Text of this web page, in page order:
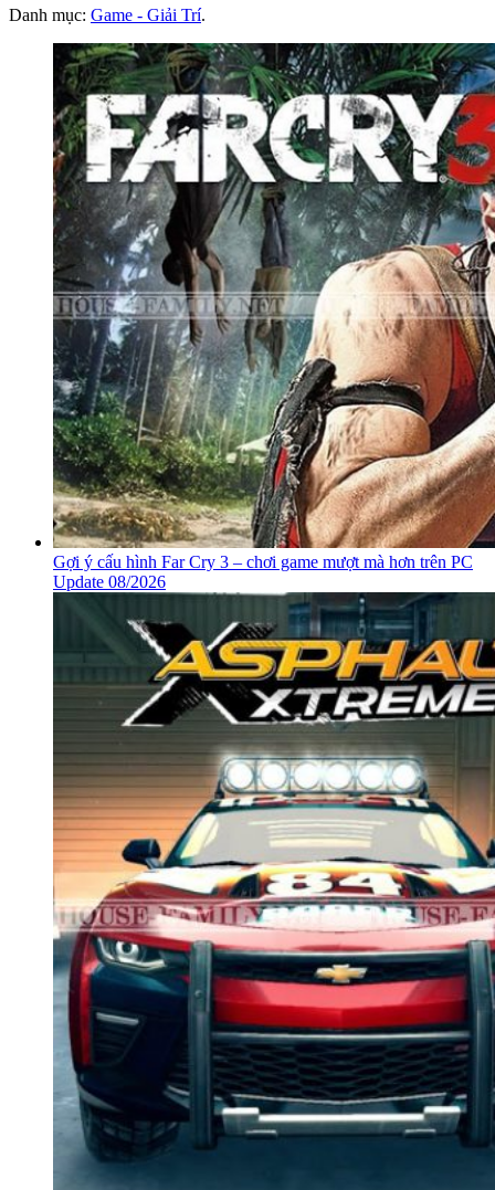
Danh mục: Game - Giải Trí.
Gợi ý cấu hình Far Cry 3 – chơi game mượt mà hơn trên PC
Update 08/2026